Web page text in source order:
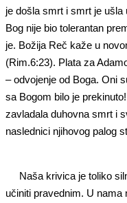
je došla smrt i smrt je ušla
Bog nije bio tolerantan
je. Božija Reč kaže u
(Rim.6:23). Plata za
– odvojenje od Boga. Oni
sa Bogom bilo je
zavladala duhovna smrt i
naslednici njihovog palog
Naša krivica je toliko
učiniti pravednim. U